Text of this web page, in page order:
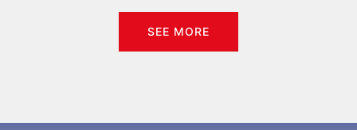
SEE MORE